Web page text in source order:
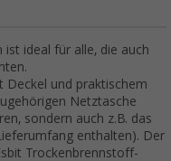
ideal für alle, die auch
Deckel und praktischem
Netztasche
sondern auch z.B. das
enthalten). Der
Trockenbrennstoff-